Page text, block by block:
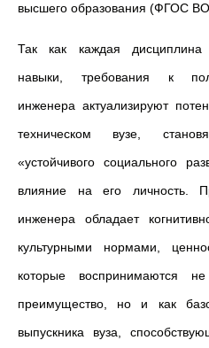
высшего образования (ФГОС
Так как каждая
навыки, требования к
инженера актуализируют
техническом вузе,
«устойчивого социального
влияние на его личность.
инженера обладает
культурными нормами,
которые воспринимаются
преимущество, но и как
выпускника вуза,